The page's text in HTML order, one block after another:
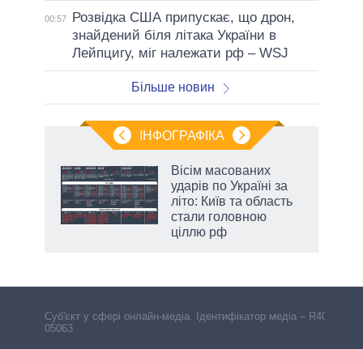
00:57
Розвідка США припускає, що дрон,
знайдений біля літака України в
Лейпцигу, міг належати рф – WSJ
Більше новин
ІНФОГРАФІКА
Вісім масованих
ударів по Україні за
літо: Київ та область
стали головною
ціллю рф
Cуб'єкт у сфері онлайн-медіа. Ідентифікатор медіа – R40-
05063